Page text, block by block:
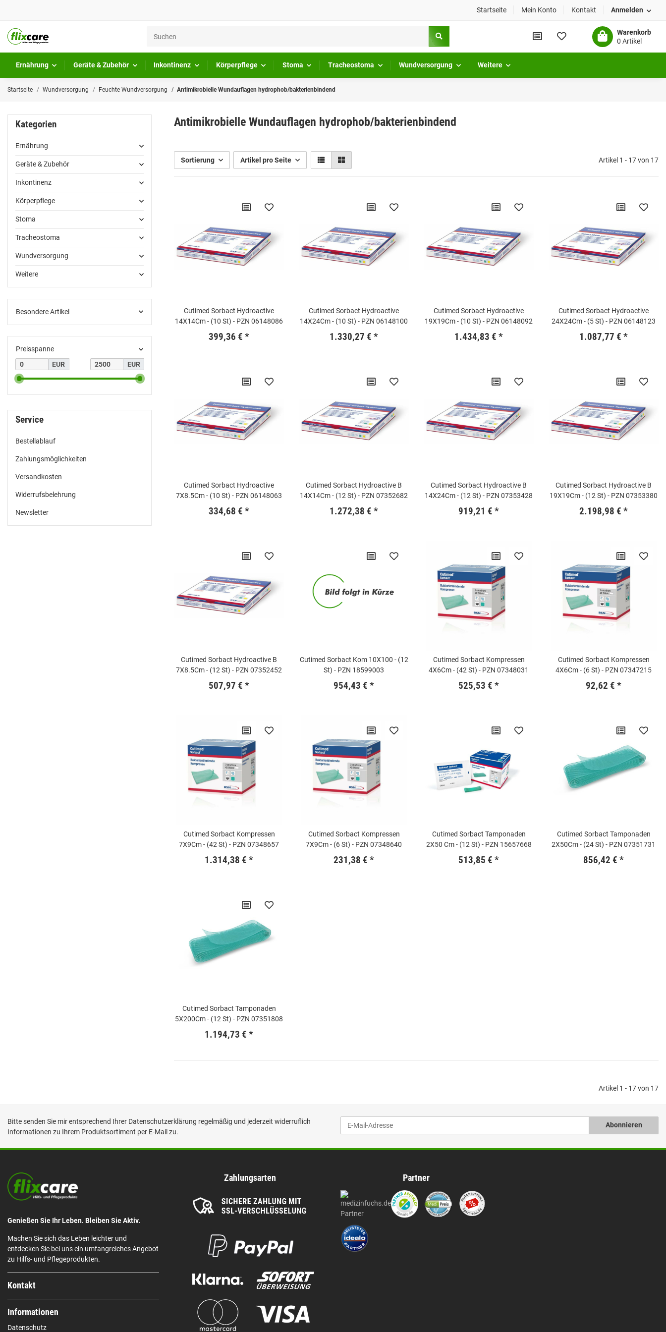
Startseite Mein Konto Kontakt Anmelden
Warenkorb
0 Artikel
Ernährung Geräte & Zubehör Inkontinenz Körperpflege Stoma Tracheostoma Wundversorgung Weitere
Startseite Wundversorgung Feuchte Wundversorgung Antimikrobielle Wundauflagen hydrophob/bakterienbindend
Antimikrobielle Wundauflagen hydrophob/bakterienbindend
Sortierung Artikel pro Seite Artikel 1 - 17 von 17
Cutimed Sorbact Hydroactive
14X14Cm - (10 St) - PZN 06148086
399,36 € *
Cutimed Sorbact Hydroactive
14X24Cm - (10 St) - PZN 06148100
1.330,27 € *
Cutimed Sorbact Hydroactive
19X19Cm - (10 St) - PZN 06148092
1.434,83 € *
Cutimed Sorbact Hydroactive
24X24Cm - (5 St) - PZN 06148123
1.087,77 € *
Cutimed Sorbact Hydroactive
7X8.5Cm - (10 St) - PZN 06148063
334,68 € *
Cutimed Sorbact Hydroactive B
14X14Cm - (12 St) - PZN 07352682
1.272,38 € *
Cutimed Sorbact Hydroactive B
14X24Cm - (12 St) - PZN 07353428
919,21 € *
Cutimed Sorbact Hydroactive B
19X19Cm - (12 St) - PZN 07353380
2.198,98 € *
Cutimed Sorbact Hydroactive B
7X8.5Cm - (12 St) - PZN 07352452
507,97 € *
Cutimed Sorbact Kom 10X100 - (12
St) - PZN 18599003
954,43 € *
Cutimed Sorbact Kompressen
4X6Cm - (42 St) - PZN 07348031
525,53 € *
Cutimed Sorbact Kompressen
4X6Cm - (6 St) - PZN 07347215
92,62 € *
Cutimed Sorbact Kompressen
7X9Cm - (42 St) - PZN 07348657
1.314,38 € *
Cutimed Sorbact Kompressen
7X9Cm - (6 St) - PZN 07348640
231,38 € *
Cutimed Sorbact Tamponaden
2X50 Cm - (12 St) - PZN 15657668
513,85 € *
Cutimed Sorbact Tamponaden
2X50Cm - (24 St) - PZN 07351731
856,42 € *
Cutimed Sorbact Tamponaden
5X200Cm - (12 St) - PZN 07351808
1.194,73 € *
Artikel 1 - 17 von 17
Kategorien
Ernährung
Geräte & Zubehör
Inkontinenz
Körperpflege
Stoma
Tracheostoma
Wundversorgung
Weitere
Besondere Artikel
Preisspanne
EUR
EUR
Service
Bestellablauf
Zahlungsmöglichkeiten
Versandkosten
Widerrufsbelehrung
Newsletter
Bitte senden Sie mir entsprechend Ihrer Datenschutzerklärung regelmäßig und jederzeit widerruflich
Informationen zu Ihrem Produktsortiment per E-Mail zu.
Abonnieren
Genießen Sie Ihr Leben. Bleiben Sie Aktiv.
Machen Sie sich das Leben leichter und
entdecken Sie bei uns ein umfangreiches Angebot
zu Hilfs- und Pflegeprodukten.
Kontakt
Informationen
Datenschutz
Zahlungsarten Partner